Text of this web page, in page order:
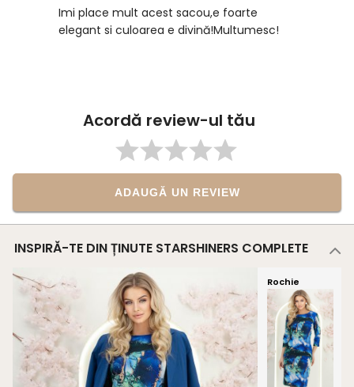
Imi place mult acest sacou,e foarte
elegant si culoarea e divină!Multumesc!
Acordă review-ul tău
ADAUGĂ UN REVIEW
INSPIRĂ-TE DIN ȚINUTE STARSHINERS COMPLETE
Rochie